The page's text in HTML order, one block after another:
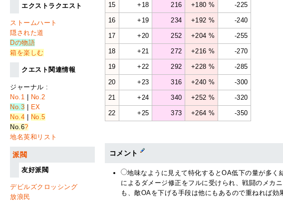
15 +18 216 +180 % -225
16 +19 234 +192 % -240
17 +20 252 +204 % -255
18 +21 272 +216 % -270
19 +22 292 +228 % -285
20 +23 316 +240 % -300
21 +24 340 +252 % -320
22 +25 373 +264 % -350
コメント
地味なように見えて特化するとOA低下の量が多
によるダメージ修正をフルに受けられ、戦闘のメ
も、敵OAを下げる手段は他にもあるので重ねれば
エクストラクエスト
ストームハート
隠された道
Dの物語
箱を楽しむ
クエスト関連情報
ジャーナル :
No.1 | No.2
No.3 | EX
No.4 | No.5
No.6?
地名英和リスト
派閥
友好派閥
デビルズクロッシング
放浪民